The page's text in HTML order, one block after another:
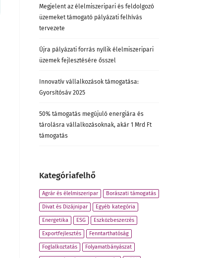
Megjelent az élelmiszeripari és feldolgozó
üzemeket támogató pályázati felhívás
tervezete
Újra pályázati forrás nyílik élelmiszeripari
üzemek fejlesztésére ősszel
Innovatív vállalkozások támogatása:
Gyorsítósáv 2025
50% támogatás megújuló energiára és
tárolásra vállalkozásoknak, akár 1 Mrd Ft
támogatás
Kategóriafelhő
Agrár és élelmiszeripar Borászati támogatás
Divat és Dizájnipar Egyéb kategória
Energetika ESG Eszközbeszerzés
Exportfejlesztés Fenntarthatóság
Foglalkoztatás Folyamatbányászat